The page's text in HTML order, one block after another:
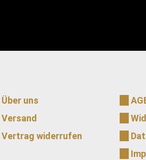
Über uns
Versand
Vertrag widerrufen